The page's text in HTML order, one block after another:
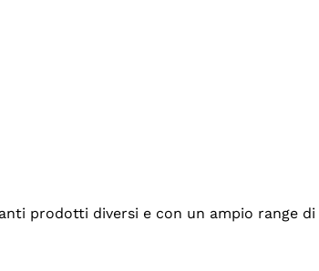
prodotti diversi e con un ampio range